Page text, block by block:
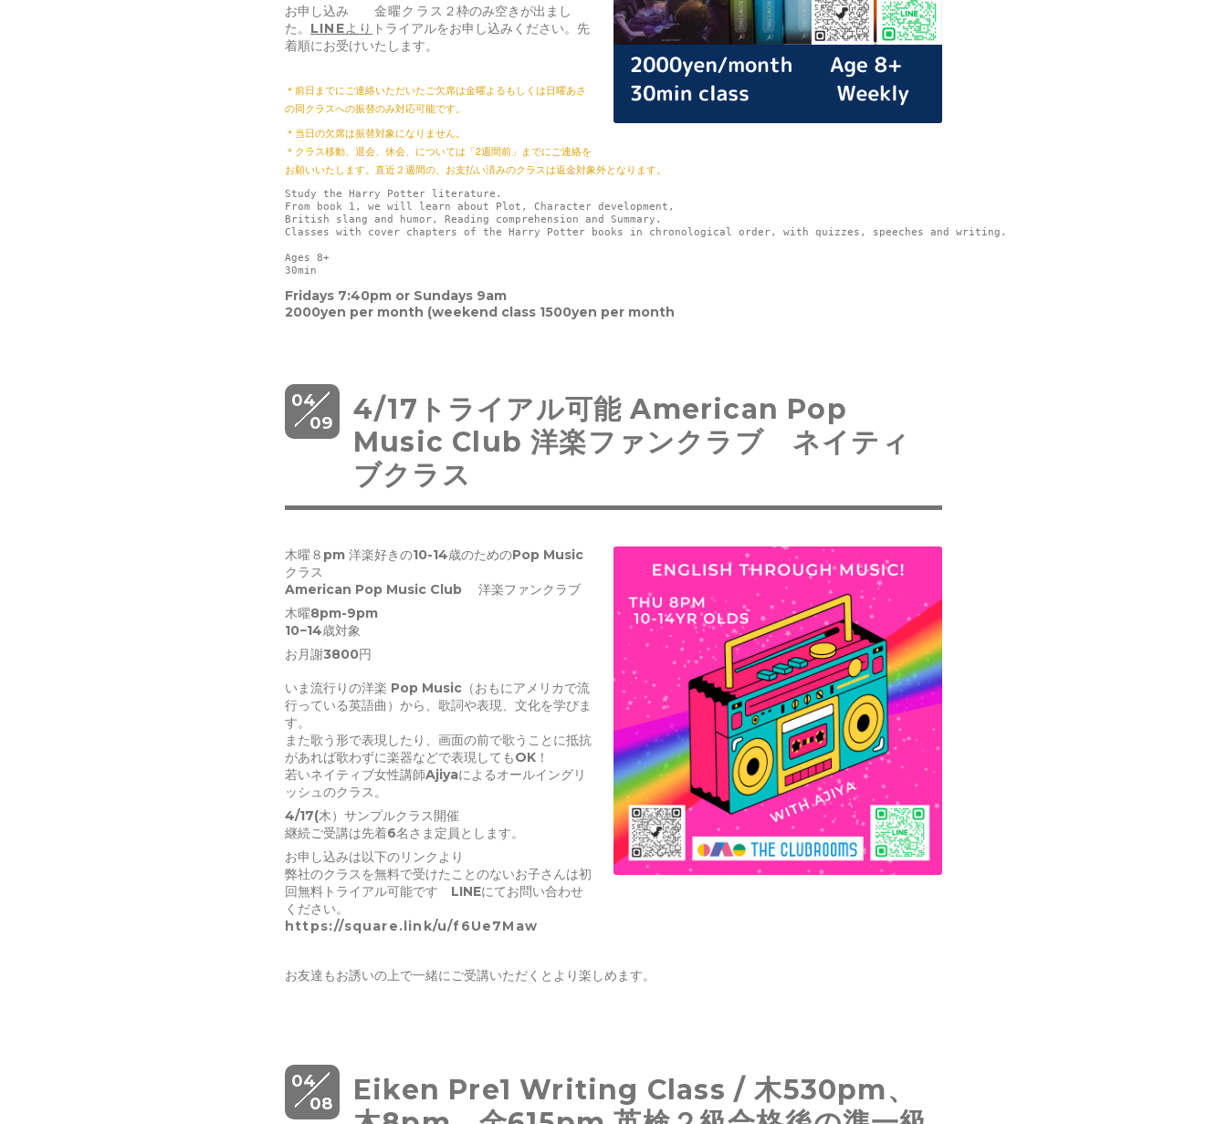
お申し込み 金曜クラス ２枠のみ空きが出まし
た。 LINEより トライアルをお申し込みください。先
着順にお受けいたします。
＊前日までにご連絡いただいたご欠席は金曜よるもしくは日曜あさ
の同クラスへの振替のみ対応可能です。
＊当日の欠席は振替対象になりません。
＊クラス移動、退会、休会、については「2週間前」までにご連絡を
お願いいたします。直近２週間の、お支払い済みのクラスは返金対象外となります。
Study the Harry Potter literature.
From book 1, we will learn about Plot, Character development,
British slang and humor, Reading comprehension and Summary.
Classes with cover chapters of the Harry Potter books in chronological order, with quizzes, speeches and writing.
Ages 8+
30min
Fridays 7:40pm or Sundays 9am
2000yen per month (weekend class 1500yen per month
04
09
4/17トライアル可能 American Pop
Music Club 洋楽ファンクラブ ネイティ
ブクラス
木曜８pm 洋楽好きの10-14歳のためのPop Music
クラス
American Pop Music Club 洋楽ファンクラブ
木曜8pm-9pm
10−14歳対象
お月謝3800円
いま流行りの洋楽 Pop Music（おもにアメリカで流
行っている英語曲）から、歌詞や表現、文化を学びま
す。
また歌う形で表現したり、画面の前で歌うことに抵抗
があれば歌わずに楽器などで表現してもOK！
若いネイティブ女性講師Ajiyaによるオールイングリ
ッシュのクラス。
4/17(木）サンプルクラス開催
継続ご受講は先着6名さま定員とします。
お申し込みは以下のリンクより
弊社のクラスを無料で受けたことのないお子さんは初
回無料トライアル可能です LINEにてお問い合わせ
ください。
https://square.link/u/f6Ue7Maw
お友達もお誘いの上で一緒にご受講いただくとより楽しめます。
04
08
Eiken Pre1 Writing Class / 木530pm、